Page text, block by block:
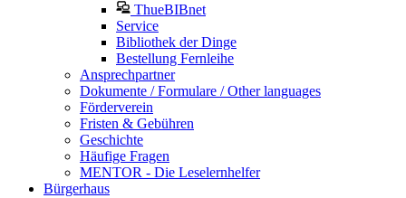
ThueBIBnet
Service
Bibliothek der Dinge
Bestellung Fernleihe
Ansprechpartner
Dokumente / Formulare / Other languages
Förderverein
Fristen & Gebühren
Geschichte
Häufige Fragen
MENTOR - Die Leselernhelfer
Bürgerhaus